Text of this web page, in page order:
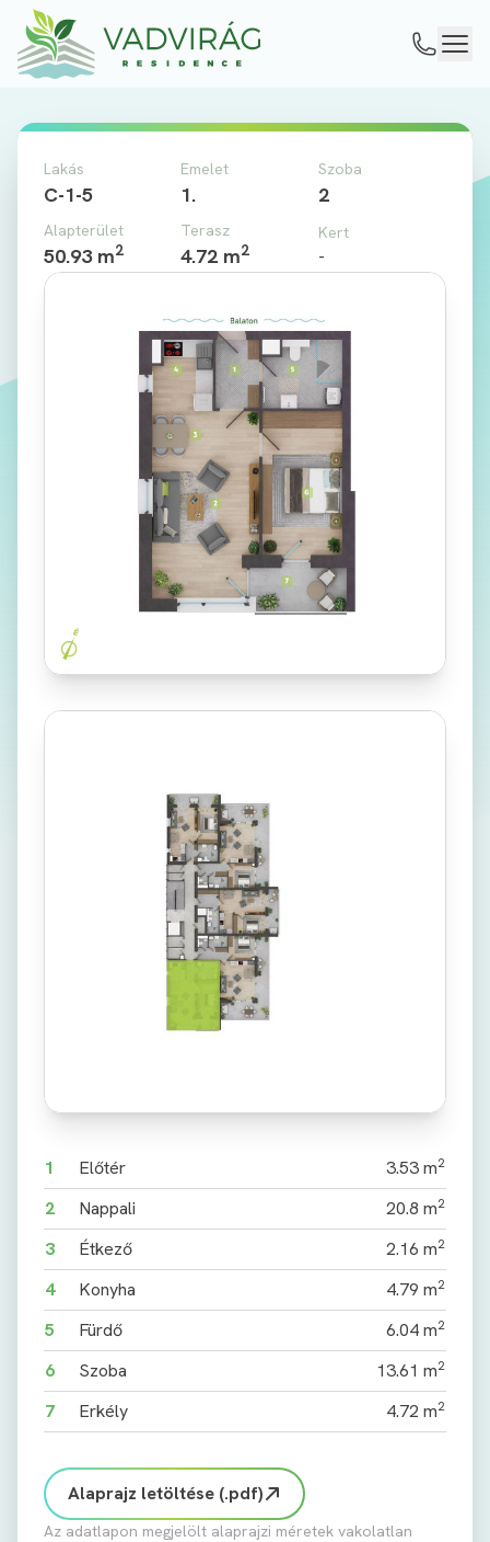
Lakás
C-1-5
Emelet
1.
Szoba
2
Alapterület
50.93 m2
Terasz
4.72 m2
Kert
-
1 Előtér 3.53 m2
2 Nappali 20.8 m2
3 Étkező 2.16 m2
4 Konyha 4.79 m2
5 Fürdő 6.04 m2
6 Szoba 13.61 m2
7 Erkély 4.72 m2
Alaprajz letöltése (.pdf)
Az adatlapon megjelölt alaprajzi méretek vakolatlan